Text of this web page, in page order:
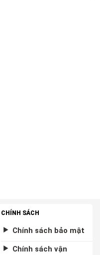
CHÍNH SÁCH
Chính sách bảo mật
Chính sách vận